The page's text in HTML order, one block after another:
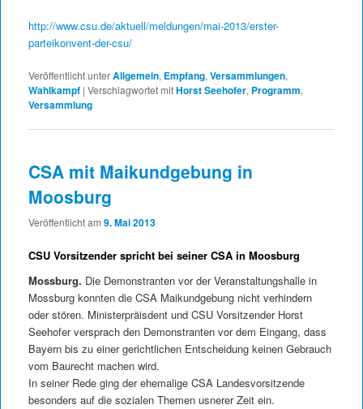
http://www.csu.de/aktuell/meldungen/mai-2013/erster-
parteikonvent-der-csu/
Veröffentlicht unterAllgemein, Empfang, Versammlungen,
Wahlkampf | Verschlagwortet mitHorst Seehofer, Programm,
Versammlung
CSA mit Maikundgebung in
Moosburg
Veröffentlicht am 9. Mai 2013
CSU Vorsitzender spricht bei seiner CSA in Moosburg
Mossburg. Die Demonstranten vor der Veranstaltungshalle in
Mossburg konnten die CSA Maikundgebung nicht verhindern
oder stören. Ministerpräisdent und CSU Vorsitzender Horst
Seehofer versprach den Demonstranten vor dem Eingang, dass
Bayern bis zu einer gerichtlichen Entscheidung keinen Gebrauch
vom Baurecht machen wird.
In seiner Rede ging der ehemalige CSA Landesvorsitzende
besonders auf die sozialen Themen usnerer Zeit ein.